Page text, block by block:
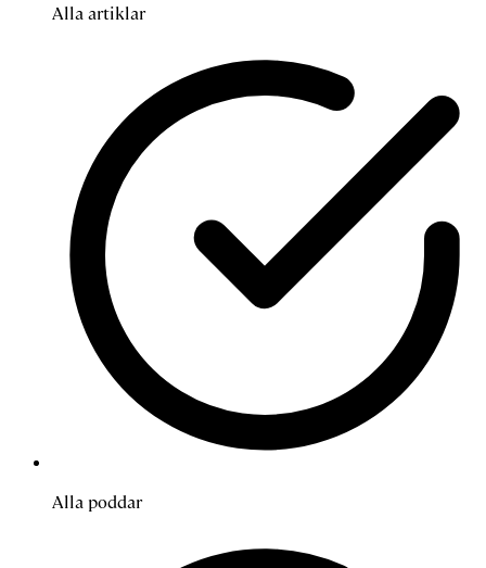
Alla artiklar
Alla poddar